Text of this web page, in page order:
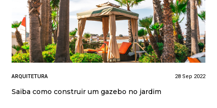
ARQUITETURA 28 Sep 2022
Saiba como construir um gazebo no jardim